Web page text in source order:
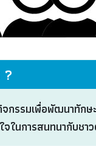
รรมเพื่อพัฒนาทักษ
ในการสนทนากับชา